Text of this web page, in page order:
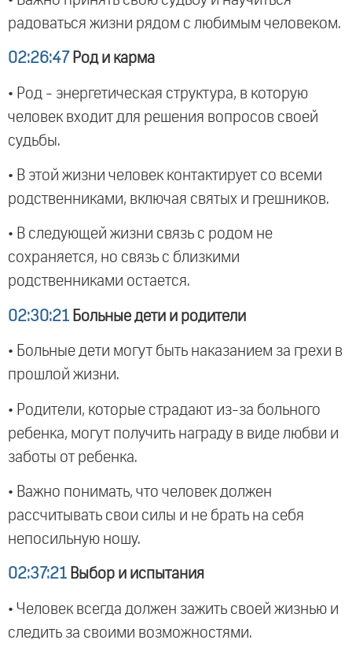
радоваться жизни рядом с любимым человеком.
02:26:47 Род и карма
• Род - энергетическая структура, в которую
человек входит для решения вопросов своей
судьбы.
• В этой жизни человек контактирует со всеми
родственниками, включая святых и грешников.
• В следующей жизни связь с родом не
сохраняется, но связь с близкими
родственниками остается.
02:30:21 Больные дети и родители
• Больные дети могут быть наказанием за грехи в
прошлой жизни.
• Родители, которые страдают из-за больного
ребенка, могут получить награду в виде любви и
заботы от ребенка.
• Важно понимать, что человек должен
рассчитывать свои силы и не брать на себя
непосильную ношу.
02:37:21 Выбор и испытания
• Человек всегда должен зажить своей жизнью и
следить за своими возможностями.